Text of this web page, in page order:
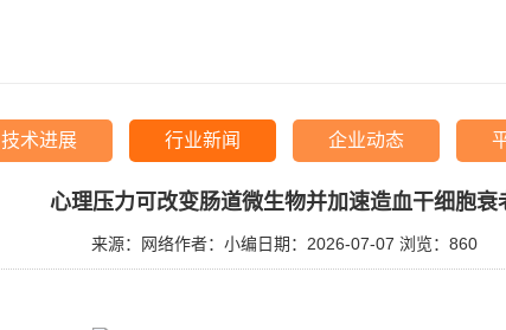
技术进展 行业新闻 企业动态
心理压力可改变肠道微生物并加速造血干细胞衰
来源：网络作者：小编 日期：2026-07-07 浏览： 860